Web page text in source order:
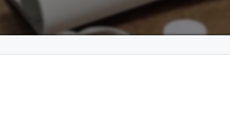
卒講生の声 KACセラピスト オイル